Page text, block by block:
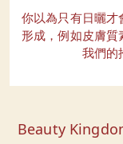
聯絡我們
你以為只有日曬才
形成，例如皮膚質
我們的
Beauty